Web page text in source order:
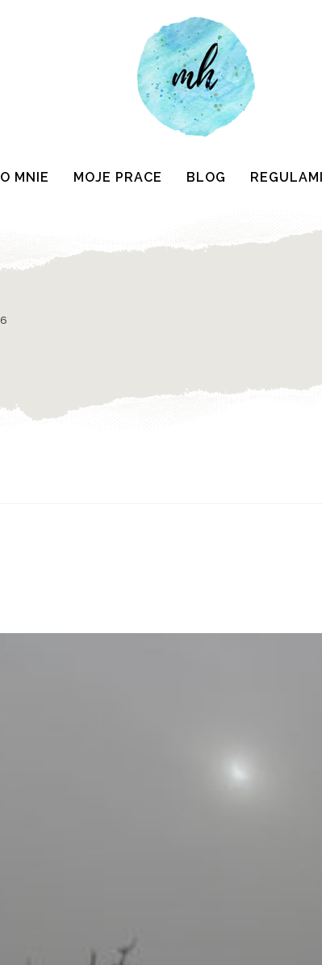
O MNIE MOJE PRACE BLOG